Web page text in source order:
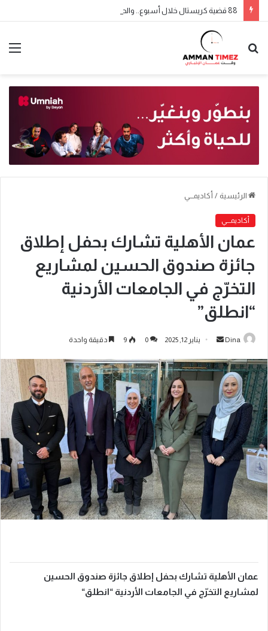
88 قضية كريستال خلال أسبوع.. والحملة الأمنية مستمرة
الرئيسية / أكاديمـــي
أكاديمـــي
عمان الأهلية تشارك بحفل إطلاق
جائزة صندوق الحسين لمشاريع
التخرّج في الجامعات الأردنية
“انطلق”
Dina يناير 12, 2025 0
9 دقيقة واحدة
عمان الأهلية تشارك بحفل إطلاق جائزة صندوق الحسين
لمشاريع التخرّج في الجامعات الأردنية “انطلق“